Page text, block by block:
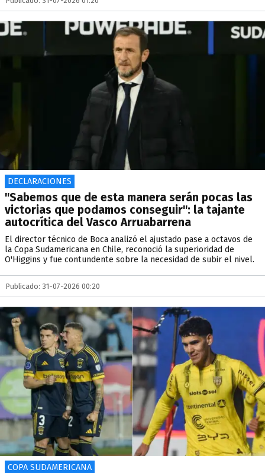
DECLARACIONES
"Sabemos que de esta manera serán pocas las
victorias que podamos conseguir": la tajante
autocrítica del Vasco Arruabarrena
El director técnico de Boca analizó el ajustado pase a octavos de
la Copa Sudamericana en Chile, reconoció la superioridad de
O'Higgins y fue contundente sobre la necesidad de subir el nivel.
Publicado: 31-07-2026 00:20
COPA SUDAMERICANA